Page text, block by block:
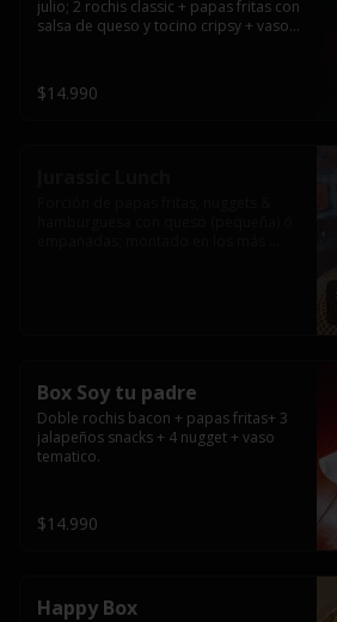
julio; 2 rochis classic + papas fritas con
salsa de queso y tocino cripsy + vaso
$14.990
Box Soy tu padre
Doble rochis bacon + papas fritas+ 3
jalapeños snacks + 4 nugget + vaso
tematico.
$14.990
Happy Box